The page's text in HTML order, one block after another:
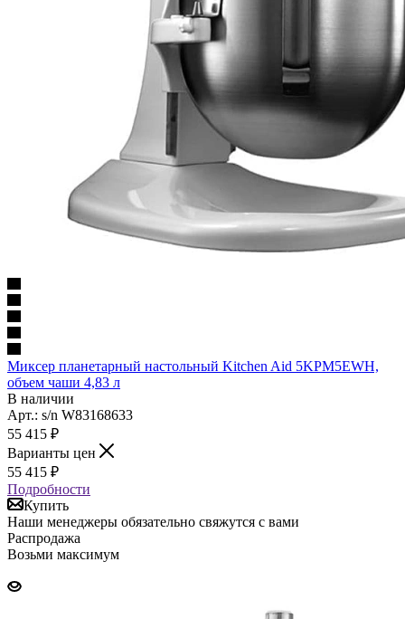
Миксер планетарный настольный Kitchen Aid 5KPM5EWH,
объем чаши 4,83 л
В наличии
Арт.: s/n W83168633
55 415 ₽
Варианты цен
55 415 ₽
Подробности
Купить
Наши менеджеры обязательно свяжутся с вами
Распродажа
Возьми максимум